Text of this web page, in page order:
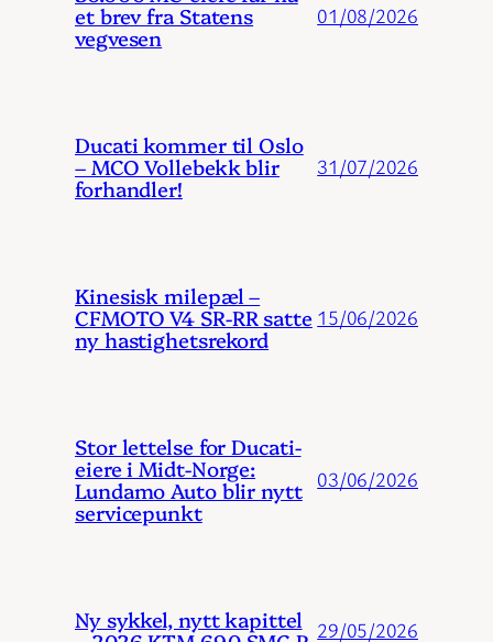
et brev fra Statens
vegvesen
01/08/2026
Ducati kommer til Oslo
– MCO Vollebekk blir
forhandler!
31/07/2026
Kinesisk milepæl –
CFMOTO V4 SR-RR satte
ny hastighetsrekord
15/06/2026
Stor lettelse for Ducati-
eiere i Midt-Norge:
Lundamo Auto blir nytt
servicepunkt
03/06/2026
Ny sykkel, nytt kapittel 29/05/2026